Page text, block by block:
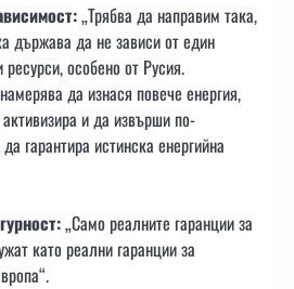
„Трябва да направим така,
държава да не зависи от един
особено от Русия.
да изнася повече енергия,
и да извърши по-
гарантира истинска енергийна
„Само реалните гаранции за
като реални гаранции за